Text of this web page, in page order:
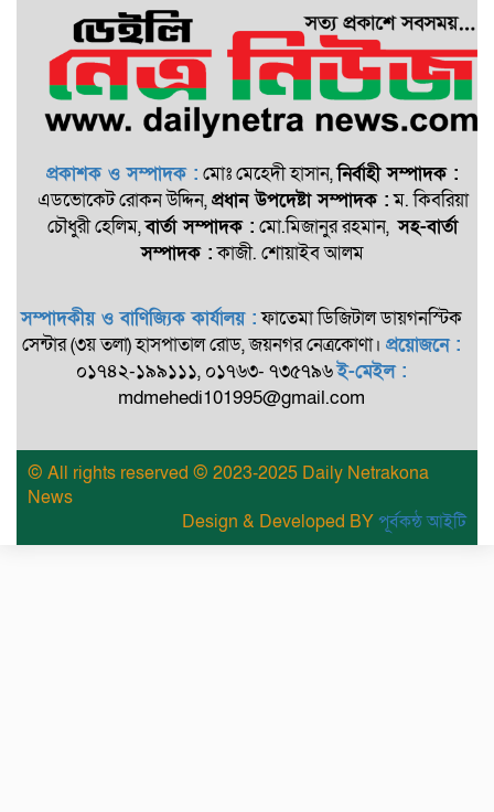
প্রকাশক ও সম্পাদক : মোঃ মেহেদী হাসান,নির্বাহী সম্পাদক :
এডভোকেট রোকন ‍উদ্দিন,প্রধান উপদেষ্টা সম্পাদক :ম. কিবরিয়া
চৌধুরী হেলিম,বার্তা সম্পাদক : মো.মিজানুর রহমান,সহ-বার্তা
সম্পাদক :কাজী. শোয়াইব আলম
সম্পাদকীয় ও বাণিজ্যিক কার্যালয় :ফাতেমা ডিজিটাল ডায়গনস্টিক
সেন্টার (৩য় তলা) হাসপাতাল রোড, জয়নগর নেত্রকোণা। প্রয়োজনে :
০১৭৪২-১৯৯১১১, ০১৭৬৩- ৭৩৫৭৯৬ই-মেইল :
mdmehedi101995@gmail.com
© All rights reserved © 2023-2025 Daily Netrakona
News
Design & Developed BYপূর্বকন্ঠ আইটি